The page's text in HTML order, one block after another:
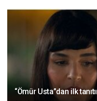
“Ömür Usta”dan ilk